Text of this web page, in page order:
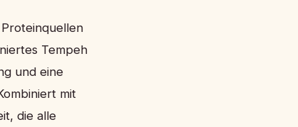
Tempeh
und eine
mit
die alle